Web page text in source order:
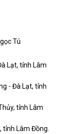
Tú
Lạt, tỉnh Lâm
- Đà Lạt, tỉnh
tỉnh Lâm
tỉnh Lâm Đồng.